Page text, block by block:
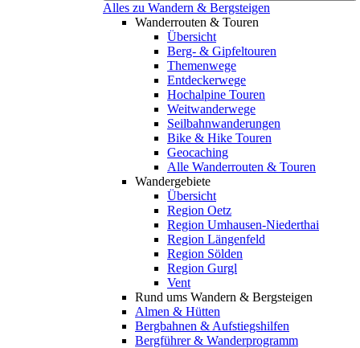
Alles zu Wandern & Bergsteigen
Wanderrouten & Touren
Übersicht
Berg- & Gipfeltouren
Themenwege
Entdeckerwege
Hochalpine Touren
Weitwanderwege
Seilbahnwanderungen
Bike & Hike Touren
Geocaching
Alle Wanderrouten & Touren
Wandergebiete
Übersicht
Region Oetz
Region Umhausen-Niederthai
Region Längenfeld
Region Sölden
Region Gurgl
Vent
Rund ums Wandern & Bergsteigen
Almen & Hütten
Bergbahnen & Aufstiegshilfen
Bergführer & Wanderprogramm